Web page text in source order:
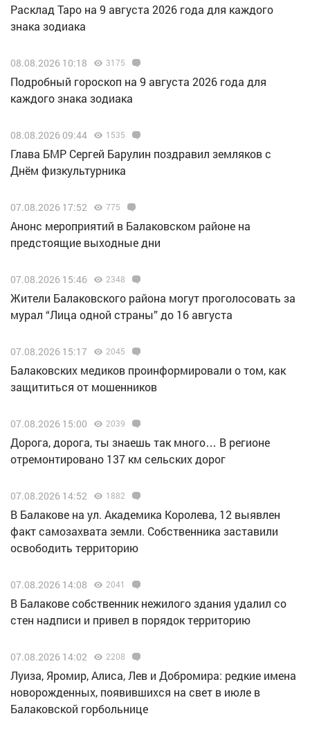
Расклад Таро на 9 августа 2026 года для каждого
знака зодиака
08.08.2026 10:18 3175
Подробный гороскоп на 9 августа 2026 года для
каждого знака зодиака
08.08.2026 09:44 1535
Глава БМР Сергей Барулин поздравил земляков с
Днём физкультурника
07.08.2026 17:52 775
Анонс мероприятий в Балаковском районе на
предстоящие выходные дни
07.08.2026 15:46 2348
Жители Балаковского района могут проголосовать за
мурал “Лица одной страны” до 16 августа
07.08.2026 15:17 2045
Балаковских медиков проинформировали о том, как
защититься от мошенников
07.08.2026 15:00 2039
Дорога, дорога, ты знаешь так много… В регионе
отремонтировано 137 км сельских дорог
07.08.2026 14:52 1882
В Балакове на ул. Академика Королева, 12 выявлен
факт самозахвата земли. Собственника заставили
освободить территорию
07.08.2026 14:08 2041
В Балакове собственник нежилого здания удалил со
стен надписи и привел в порядок территорию
07.08.2026 14:02 2208
Луиза, Яромир, Алиса, Лев и Добромира: редкие имена
новорожденных, появившихся на свет в июле в
Балаковской горбольнице